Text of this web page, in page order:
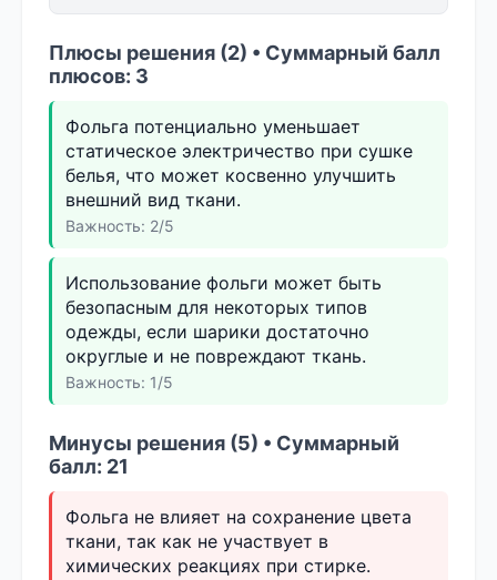
Плюсы решения (2) • Суммарный балл
плюсов: 3
Фольга потенциально уменьшает
статическое электричество при сушке
белья, что может косвенно улучшить
внешний вид ткани.
Важность: 2/5
Использование фольги может быть
безопасным для некоторых типов
одежды, если шарики достаточно
округлые и не повреждают ткань.
Важность: 1/5
Минусы решения (5) • Суммарный
балл: 21
Фольга не влияет на сохранение цвета
ткани, так как не участвует в
химических реакциях при стирке.